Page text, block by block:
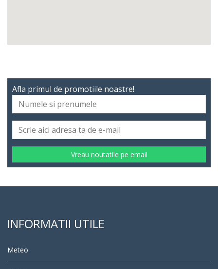
Afla primul de promotiile noastre!
Vreau noutatile pe email
INFORMATII UTILE
Meteo